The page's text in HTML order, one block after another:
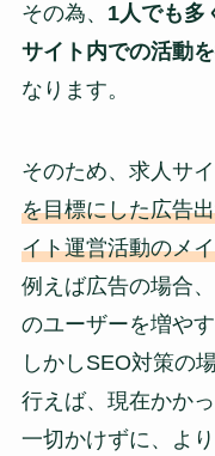
その為、 1人でも多
サイト内での活動
なります。
そのため、求人サ
を目標にした広告
イト運営活動のメ
例えば広告の場合
のユーザーを増や
しかしSEO対策の
行えば、現在かか
一切かけずに、よ